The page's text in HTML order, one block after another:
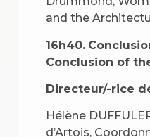
and the
16h40.
Conclusion of
Directeur/-rice
Hélène
d’Artois,